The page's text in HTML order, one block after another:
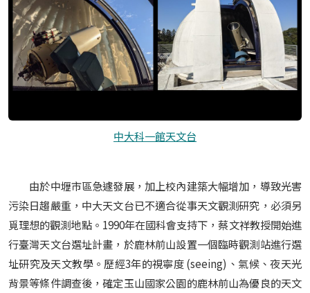
中大科一館天文台
由於中壢市區急遽發展，加上校內建築大幅增加，導致光害
污染日趨嚴重，中大天文台已不適合從事天文觀測研究，必須另
覓理想的觀測地點。1990年在國科會支持下，蔡文祥教授開始進
行臺灣天文台選址計畫，於鹿林前山設置一個臨時觀測站進行選
址研究及天文教學。歷經3年的視寧度 (seeing)、氣候、夜天光
背景等條件調查後，確定玉山國家公園的鹿林前山為優良的天文